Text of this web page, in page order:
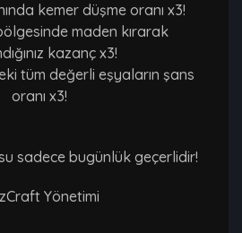
kemer düşme oranı x3!
maden kırarak
kazanç x3!
tüm değerli eşyaların şans
oranı x3!
sadece bugünlük geçerlidir!
Yönetimi